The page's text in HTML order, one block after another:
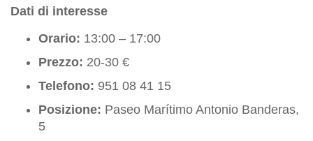
Dati di interesse
Orario: 13:00 – 17:00
Prezzo: 20-30 €
Telefono: 951 08 41 15
Posizione: Paseo Marítimo Antonio Banderas,
5